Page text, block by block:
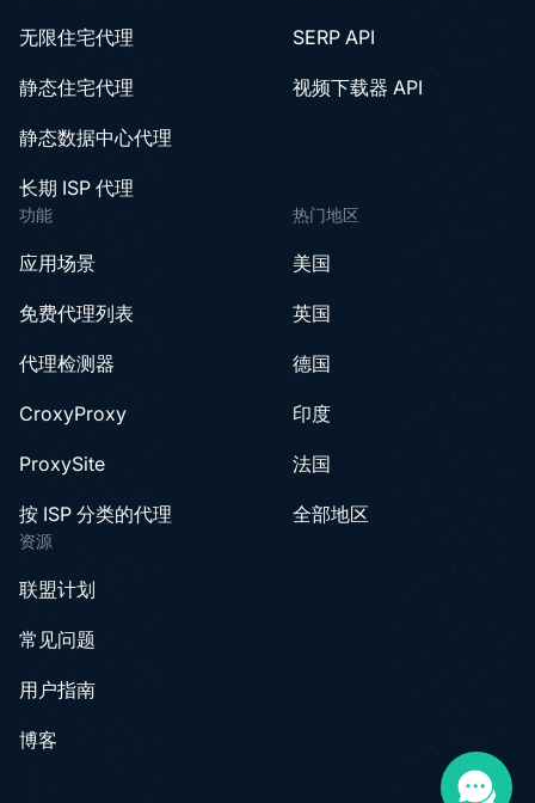
无限住宅代理
静态住宅代理
静态数据中心代理
长期 ISP 代理
SERP API
视频下载器 API
功能
应用场景
免费代理列表
代理检测器
CroxyProxy
ProxySite
按 ISP 分类的代理
热门地区
美国
英国
德国
印度
法国
全部地区
资源
联盟计划
常见问题
用户指南
博客